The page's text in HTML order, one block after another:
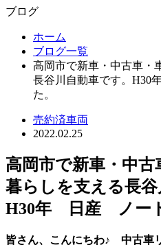
ブログ
ホーム
ブログ一覧
高岡市で新車・中古車・
長谷川自動車です。
た。
売約済車両
2022.02.25
高岡市で新車・中
暮らしを支える長谷
H30年 日産 ノート
皆さん、こんにちわ♪ 中古車